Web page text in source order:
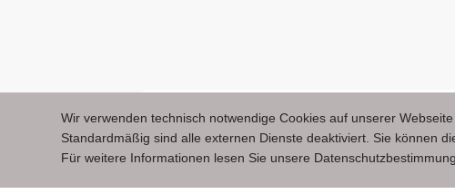
© Agentur Hablesreiter e.U. 2026 . All rights reserved. -
Datenschutz
Wir verwenden technisch notwendige Cookies auf unserer
Standardmäßig sind alle externen Dienste deaktiviert. Sie können
Für weitere Informationen lesen Sie unsere